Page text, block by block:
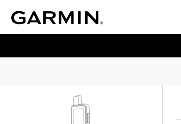
Rozpoczęcie pracy z urządzeniem